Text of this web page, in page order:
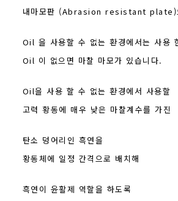
내마모판 (Abrasion resistant plate)
Oil 을 사용할 수 없는 환경에서는 사용
Oil 이 없으면 마찰 마모가 있습니다.
Oil을 사용 할 수 없는 환경에서 사용할
고력 황동에 매우 낮은 마찰계수를 가진
탄소 덩어리인 흑연을
황동체에 일정 간격으로 배치해
흑연이 윤활제 역할을 하도록